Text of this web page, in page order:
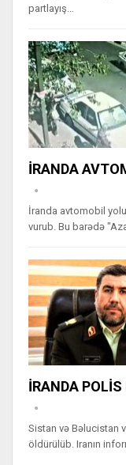
partlayış…
İRANDA
İranda avtomobil
vurub. Bu barədə
İRANDA
Sistan və Bəlucistan
öldürülüb. Iranın